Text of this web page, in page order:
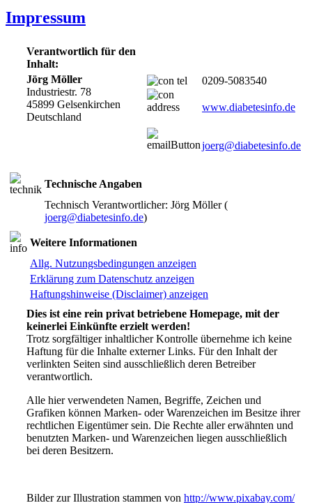
Impressum
Verantwortlich für den
Inhalt:
Jörg Möller
Industriestr. 78
45899 Gelsenkirchen
Deutschland
0209-5083540
www.diabetesinfo.de
joerg@diabetesinfo.de
Technische Angaben
Technisch Verantwortlicher: Jörg Möller (
joerg@diabetesinfo.de)
Weitere Informationen
Allg. Nutzungsbedingungen anzeigen
Erklärung zum Datenschutz anzeigen
Haftungshinweise (Disclaimer) anzeigen
Dies ist eine rein privat betriebene Homepage, mit der
keinerlei Einkünfte erzielt werden!
Trotz sorgfältiger inhaltlicher Kontrolle übernehme ich keine
Haftung für die Inhalte externer Links. Für den Inhalt der
verlinkten Seiten sind ausschließlich deren Betreiber
verantwortlich.
Alle hier verwendeten Namen, Begriffe, Zeichen und
Grafiken können Marken- oder Warenzeichen im Besitze ihrer
rechtlichen Eigentümer sein. Die Rechte aller erwähnten und
benutzten Marken- und Warenzeichen liegen ausschließlich
bei deren Besitzern.
Bilder zur Illustration stammen von http://www.pixabay.com/